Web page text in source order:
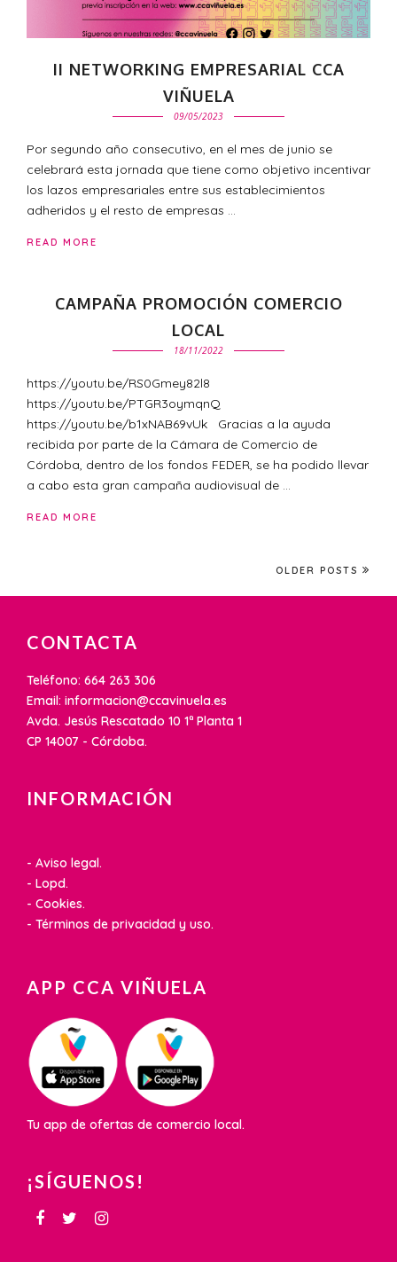
II NETWORKING EMPRESARIAL CCA
VIÑUELA
09/05/2023
Por segundo año consecutivo, en el mes de junio se
celebrará esta jornada que tiene como objetivo incentivar
los lazos empresariales entre sus establecimientos
adheridos y el resto de empresas …
READ MORE
CAMPAÑA PROMOCIÓN COMERCIO
LOCAL
18/11/2022
https://youtu.be/RS0Gmey82l8
https://youtu.be/PTGR3oymqnQ
https://youtu.be/b1xNAB69vUk Gracias a la ayuda
recibida por parte de la Cámara de Comercio de
Córdoba, dentro de los fondos FEDER, se ha podido llevar
a cabo esta gran campaña audiovisual de …
READ MORE
OLDER POSTS
CONTACTA
Teléfono: 664 263 306
Email: informacion@ccavinuela.es
Avda. Jesús Rescatado 10 1ª Planta 1
CP 14007 - Córdoba.
INFORMACIÓN
- Aviso legal.
- Lopd.
- Cookies.
- Términos de privacidad y uso.
APP CCA VIÑUELA
Tu app de ofertas de comercio local.
¡SÍGUENOS!